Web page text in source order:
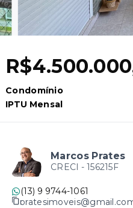
Condomínio
IPTU Mensal
Marcos Prates
CRECI - 156215F
(13) 9 9744-1061